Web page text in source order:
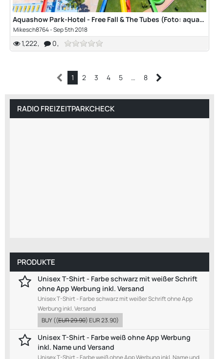
Aquashow Park-Hotel - Free Fall & The Tubes (Foto: aquashow)
Mikesch8764-Sep 5th 2018
1,222 0
1 2 3 4 5 … 8
RADIO FREIZEITPARKCHECK
PRODUKTE
Unisex T-Shirt - Farbe schwarz mit weißer Schrift
ohne App Werbung inkl. Versand
Unisex T-Shirt - Farbe schwarz mit weißer Schrift ohne App
Werbung inkl. Versand
BUY((EUR 29.90)EUR 23.90)
Unisex T-Shirt - Farbe weiß ohne App Werbung
inkl. Name und Versand
Unisex T-Shirt - Farbe weiß ohne App Werbung inkl. Name und